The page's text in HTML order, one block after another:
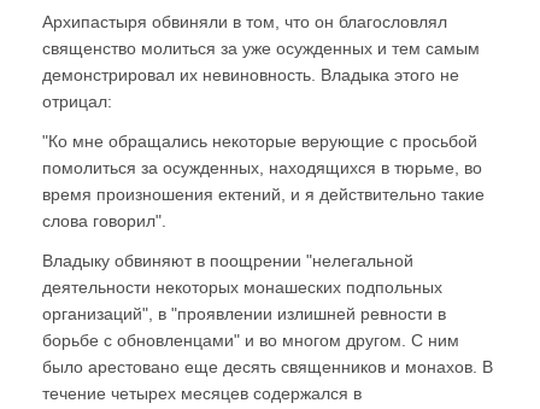
Архипастыря обвиняли в том, что он благословлял
священство молиться за уже осужденных и тем самым
демонстрировал их невиновность. Владыка этого не
отрицал:
"Ко мне обращались некоторые верующие с просьбой
помолиться за осужденных, находящихся в тюрьме, во
время произношения ектений, и я действительно такие
слова говорил".
Владыку обвиняют в поощрении "нелегальной
деятельности некоторых монашеских подпольных
организаций", в "проявлении излишней ревности в
борьбе с обновленцами" и во многом другом. С ним
было арестовано еще десять священников и монахов. В
течение четырех месяцев содержался в